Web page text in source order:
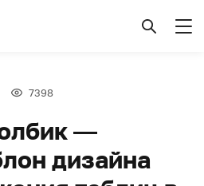
7398
—
дизайна